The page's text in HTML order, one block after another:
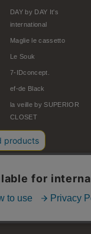
DAY by DAY It's
international
Maglie le cassetto
Le Souk
7-IDconcept.
ef-de Black
la veille by SUPERIOR
CLOSET